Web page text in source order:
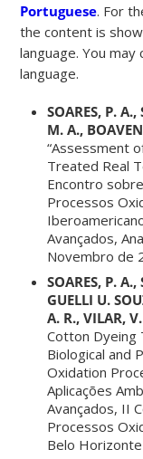
Portuguese. For
the content is
language. You
language.
SOARES, P.
M. A.,
“Assessment
Treated Real
Encontro
Processos
Avançados,
Novembro de
SOARES, P. A.,
GUELLI U.
A. R., VILAR,
Cotton Dyeing
Biological and
Oxidation
Aplicações
Avançados, II
Processos
Belo